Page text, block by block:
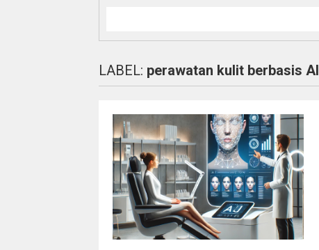
LABEL: perawatan kulit berbasis AI